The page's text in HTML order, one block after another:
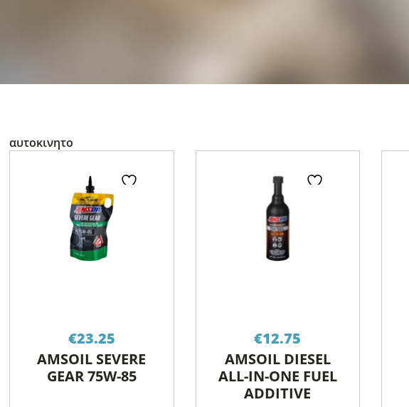
αυτοκινητο
€23.25
AMSOIL SEVERE
GEAR 75W-85
€12.75
AMSOIL DIESEL
ALL-IN-ONE FUEL
ADDITIVE